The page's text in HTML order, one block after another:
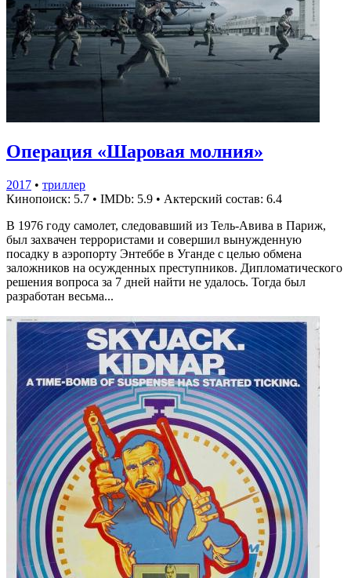
Операция «Шаровая молния»
2017 • триллер
Кинопоиск: 5.7 • IMDb: 5.9 • Актерский состав: 6.4
В 1976 году самолет, следовавший из Тель-Авива в Париж,
был захвачен террористами и совершил вынужденную
посадку в аэропорту Энтеббе в Уганде с целью обмена
заложников на осужденных преступников. Дипломатического
решения вопроса за 7 дней найти не удалось. Тогда был
разработан весьма...